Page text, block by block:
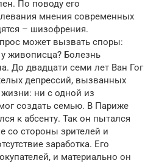
По поводу его
мнения современных
– шизофрения.
может вызвать споры:
живописца? Болезнь
До двадцати семи лет Ван Гог
депрессий, вызванных
ни с одной из
создать семью. В Париже
к абсенту. Так он пытался
со стороны зрителей и
заработка. Его
и материально он